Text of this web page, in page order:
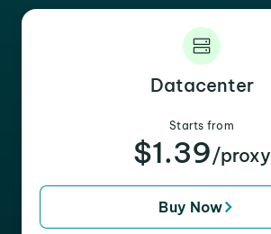
Datacenter
Starts from
$1.39/proxy
Buy Now